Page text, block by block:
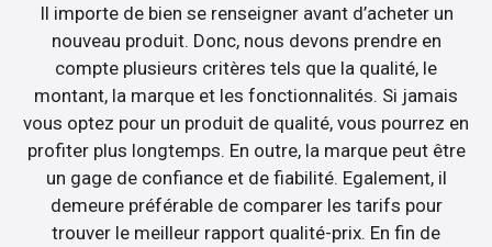
Il importe de bien se renseigner avant d’acheter un
nouveau produit. Donc, nous devons prendre en
compte plusieurs critères tels que la qualité, le
montant, la marque et les fonctionnalités. Si jamais
vous optez pour un produit de qualité, vous pourrez en
profiter plus longtemps. En outre, la marque peut être
un gage de confiance et de fiabilité. Egalement, il
demeure préférable de comparer les tarifs pour
trouver le meilleur rapport qualité-prix. En fin de